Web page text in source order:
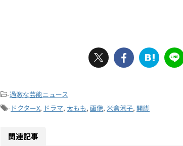
-過激な芸能ニュース
- ドクターX, ドラマ, 太もも, 画像, 米倉涼子, 開脚
関連記事